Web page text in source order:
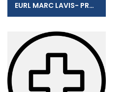
EURL MARC LAVIS- PRONTO PIZZA